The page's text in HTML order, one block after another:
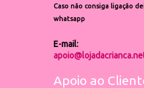
Caso não consiga ligação
whatsapp
E-mail:
Apoio ao